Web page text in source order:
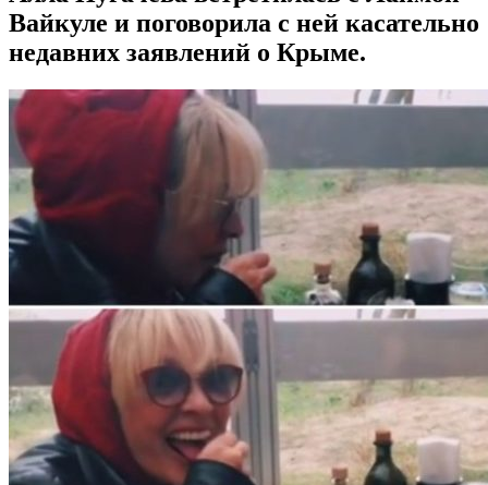
Вайкуле и поговорила с ней касательно
недавних заявлений о Крыме.